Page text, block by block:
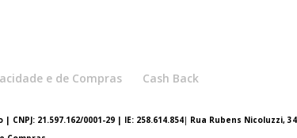
e de Compras Cash Back
21.597.162/0001-29 | IE: 258.614.854| Rua Rubens Nicoluzzi,